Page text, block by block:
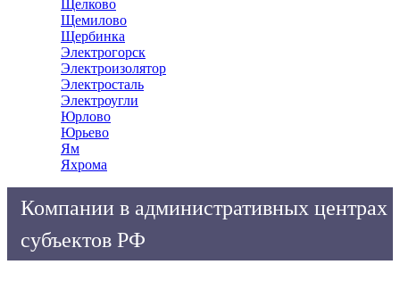
Щелково
Щемилово
Щербинка
Электрогорск
Электроизолятор
Электросталь
Электроугли
Юрлово
Юрьево
Ям
Яхрома
Компании в административных центрах
субъектов РФ